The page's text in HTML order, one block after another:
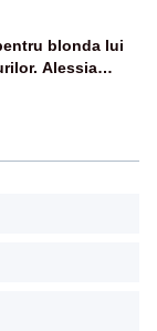
blonda lui
Alessia
magistraților